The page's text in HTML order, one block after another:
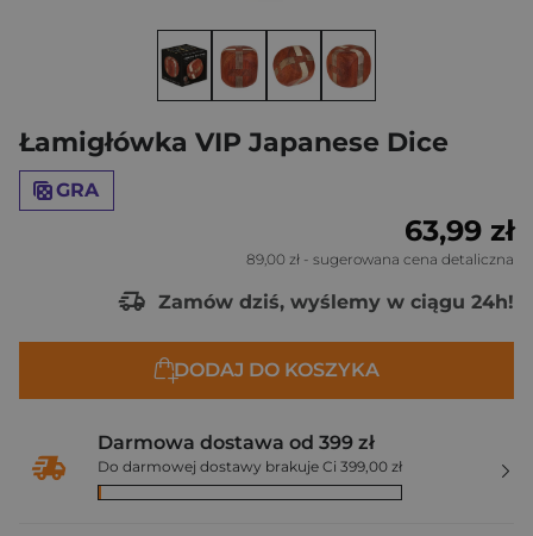
Łamigłówka VIP Japanese Dice
GRA
63,99 zł
89,00 zł - sugerowana cena detaliczna
Zamów dziś, wyślemy w ciągu 24h!
DODAJ DO KOSZYKA
Darmowa dostawa od 399 zł
Do darmowej dostawy brakuje Ci 399,00 zł